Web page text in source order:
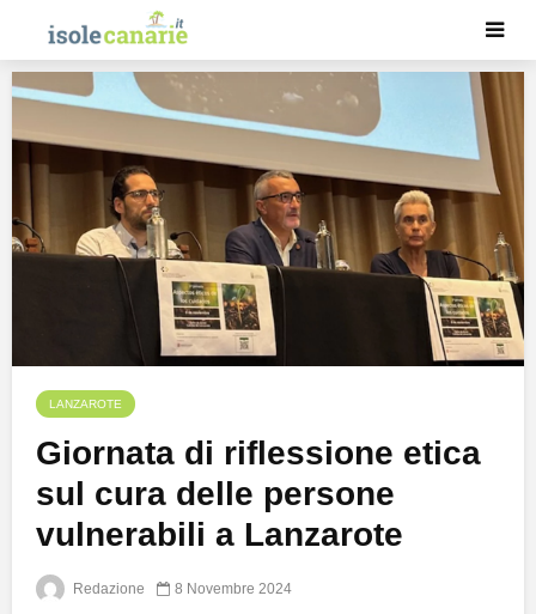
LANZAROTE
Giornata di riflessione etica
sul cura delle persone
vulnerabili a Lanzarote
Redazione 8 Novembre 2024